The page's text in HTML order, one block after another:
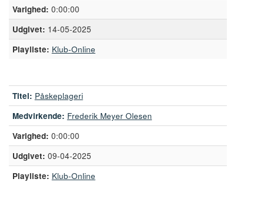
0:00:00
14-05-2025
Playliste: Klub-Online
Titel: Påskeplageri
Medvirkende: Frederik Meyer Olesen
0:00:00
09-04-2025
Playliste: Klub-Online